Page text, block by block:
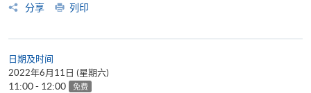
分享
列印
日期及时间
2022年6月11日 (星期六)
11:00 - 12:00 免费